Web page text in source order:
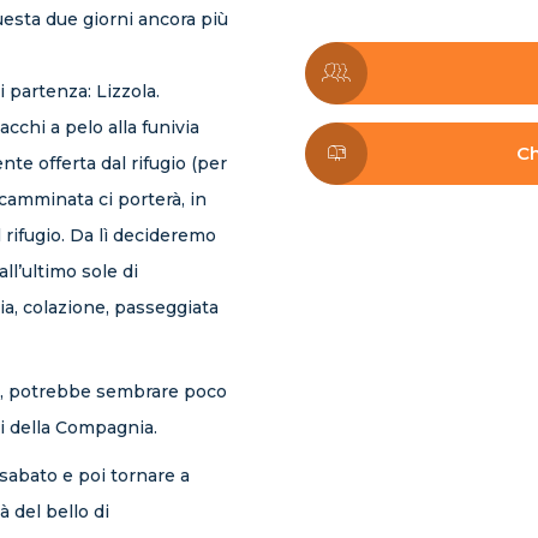
due giorni ancora più
Lizzola.
a pelo alla funivia
offerta dal rifugio (per
ci porterà, in
Da lì decideremo
sole di
colazione, passeggiata
potrebbe sembrare poco
Compagnia.
e poi tornare a
del bello di